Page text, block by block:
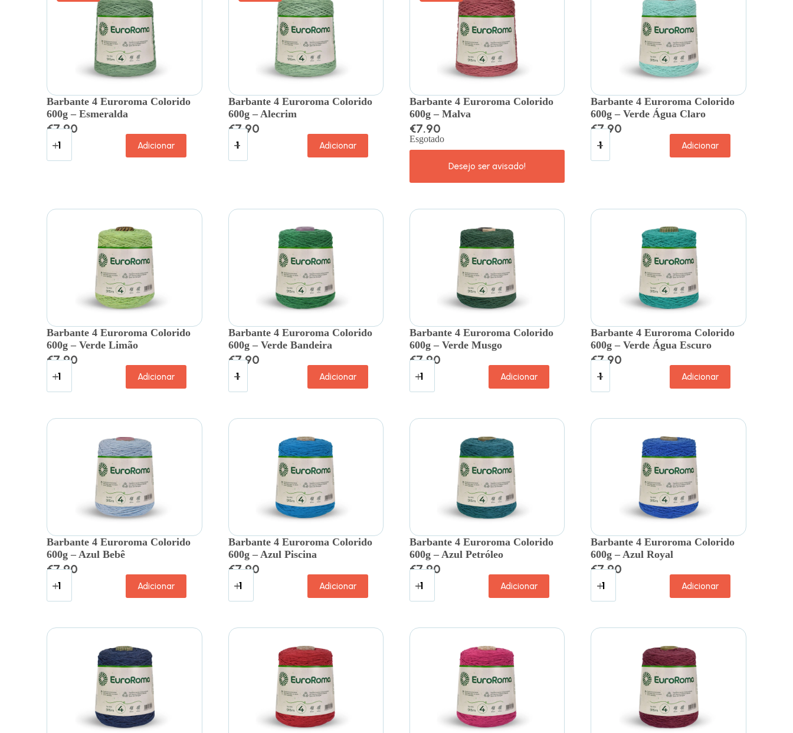
Barbante 4 Euroroma Colorido
600g – Esmeralda
€7.90
Adicionar
Barbante 4 Euroroma Colorido
600g – Alecrim
€7.90
Adicionar
Barbante 4 Euroroma Colorido
600g – Malva
€7.90
Esgotado
Barbante 4 Euroroma Colorido
600g – Verde Água Claro
€7.90
Adicionar
Barbante 4 Euroroma Colorido
600g – Verde Limão
€7.90
Adicionar
Barbante 4 Euroroma Colorido
600g – Verde Bandeira
€7.90
Adicionar
Barbante 4 Euroroma Colorido
600g – Verde Musgo
€7.90
Adicionar
Barbante 4 Euroroma Colorido
600g – Verde Água Escuro
€7.90
Adicionar
Barbante 4 Euroroma Colorido
600g – Azul Bebê
€7.90
Adicionar
Barbante 4 Euroroma Colorido
600g – Azul Piscina
€7.90
Adicionar
Barbante 4 Euroroma Colorido
600g – Azul Petróleo
€7.90
Adicionar
Barbante 4 Euroroma Colorido
600g – Azul Royal
€7.90
Adicionar